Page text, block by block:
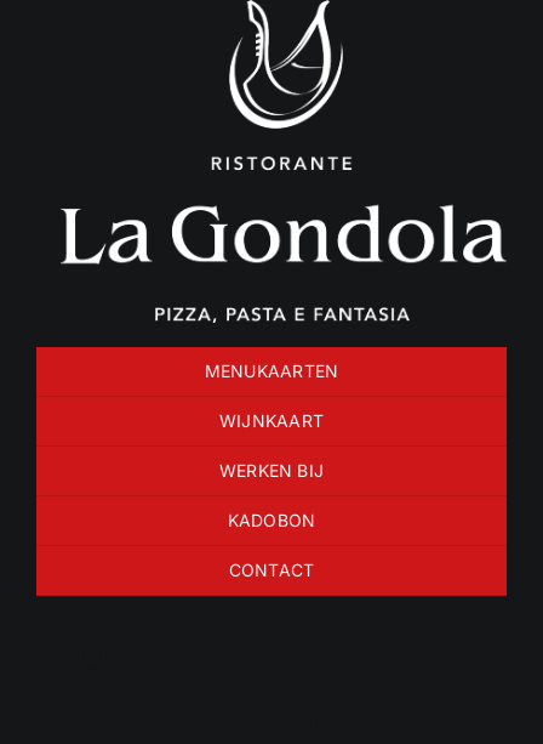
MENUKAARTEN
WIJNKAART
WERKEN BIJ
KADOBON
CONTACT